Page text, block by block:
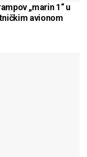
„marin 1“ u
avionom